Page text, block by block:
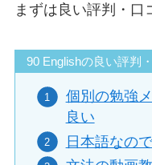
まずは良い評判・口
90 Englishの良い評判
個別の勉強
良い
日本語なの